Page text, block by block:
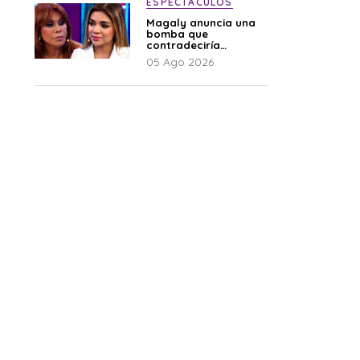
Magaly anuncia una
bomba que
contradeciría
comunicado de La
Bella Luz: “Hay un
05 Ago 2026